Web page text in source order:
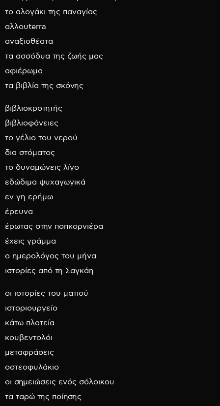
το αλογάκι της παναγίας
αλλουterra
αναξιοθέατα
τα ασσόδυα της ζωής μας
αφιέρωμα
τα βιβλία της σκόνης
βιβλιοκροτητής
βιβλιοφάνειες
το γέλιο του νερού
δια στόματος
το δυναμώνεις λίγο
εδώδιμα ψυχαγωγικά
εν γη ερήμω
έρευνα
έρωτας στην ποπκορνιέρα
έχεις γράμμα
ο ημερολόγος του μήνα
ιστορίες από τη Σαγκάη
οι ιστορίες του ματιού
ιστοριουργείο
κάτω πλατεία
κουβεντολόι
μεταφράσεις
οστεοφυλάκιο
οι σημειώσεις ενός σόλοικου
τα ταρώ της ποίησης